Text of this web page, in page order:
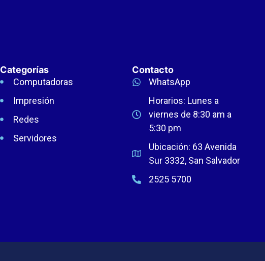
Categorías
Computadoras
Impresión
Redes
Servidores
Contacto
WhatsApp
Horarios: Lunes a
viernes de 8:30 am a
5:30 pm
Ubicación: 63 Avenida
Sur 3332, San Salvador
2525 5700